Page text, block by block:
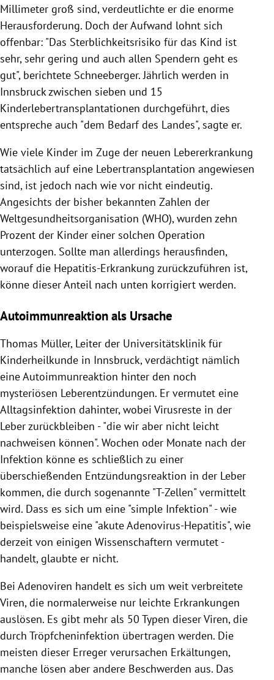
Millimeter groß sind, verdeutlichte er die enorme
Herausforderung. Doch der Aufwand lohnt sich
offenbar: "Das Sterblichkeitsrisiko für das Kind ist
sehr, sehr gering und auch allen Spendern geht es
gut", berichtete Schneeberger. Jährlich werden in
Innsbruck zwischen sieben und 15
Kinderlebertransplantationen durchgeführt, dies
entspreche auch "dem Bedarf des Landes", sagte er.
Wie viele Kinder im Zuge der neuen Lebererkrankung
tatsächlich auf eine Lebertransplantation angewiesen
sind, ist jedoch nach wie vor nicht eindeutig.
Angesichts der bisher bekannten Zahlen der
Weltgesundheitsorganisation (WHO), wurden zehn
Prozent der Kinder einer solchen Operation
unterzogen. Sollte man allerdings herausfinden,
worauf die Hepatitis-Erkrankung zurückzuführen ist,
könne dieser Anteil nach unten korrigiert werden.
Autoimmunreaktion als Ursache
Thomas Müller, Leiter der Universitätsklinik für
Kinderheilkunde in Innsbruck, verdächtigt nämlich
eine Autoimmunreaktion hinter den noch
mysteriösen Leberentzündungen. Er vermutet eine
Alltagsinfektion dahinter, wobei Virusreste in der
Leber zurückbleiben - "die wir aber nicht leicht
nachweisen können". Wochen oder Monate nach der
Infektion könne es schließlich zu einer
überschießenden Entzündungsreaktion in der Leber
kommen, die durch sogenannte "T-Zellen" vermittelt
wird. Dass es sich um eine "simple Infektion" - wie
beispielsweise eine "akute Adenovirus-Hepatitis", wie
derzeit von einigen Wissenschaftern vermutet -
handelt, glaubte er nicht.
Bei Adenoviren handelt es sich um weit verbreitete
Viren, die normalerweise nur leichte Erkrankungen
auslösen. Es gibt mehr als 50 Typen dieser Viren, die
durch Tröpfcheninfektion übertragen werden. Die
meisten dieser Erreger verursachen Erkältungen,
manche lösen aber andere Beschwerden aus. Das